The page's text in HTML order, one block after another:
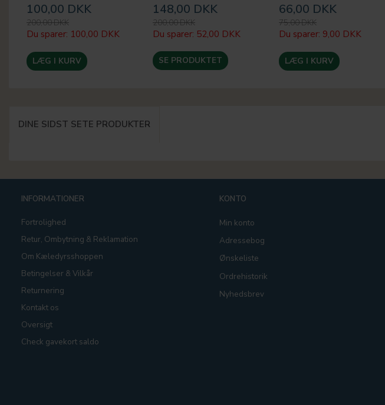
100,00 DKK
200,00 DKK
Du sparer: 100,00 DKK
LÆG I KURV
148,00 DKK
200,00 DKK
Du sparer: 52,00 DKK
SE PRODUKTET
66,00 DKK
75,00 DKK
Du sparer: 9,00 DKK
LÆG I KURV
DINE SIDST SETE PRODUKTER
INFORMATIONER
Fortrolighed
Retur, Ombytning & Reklamation
Om Kæledyrsshoppen
Betingelser & Vilkår
Returnering
Kontakt os
Oversigt
Check gavekort saldo
KONTO
Min konto
Adressebog
Ønskeliste
Ordrehistorik
Nyhedsbrev